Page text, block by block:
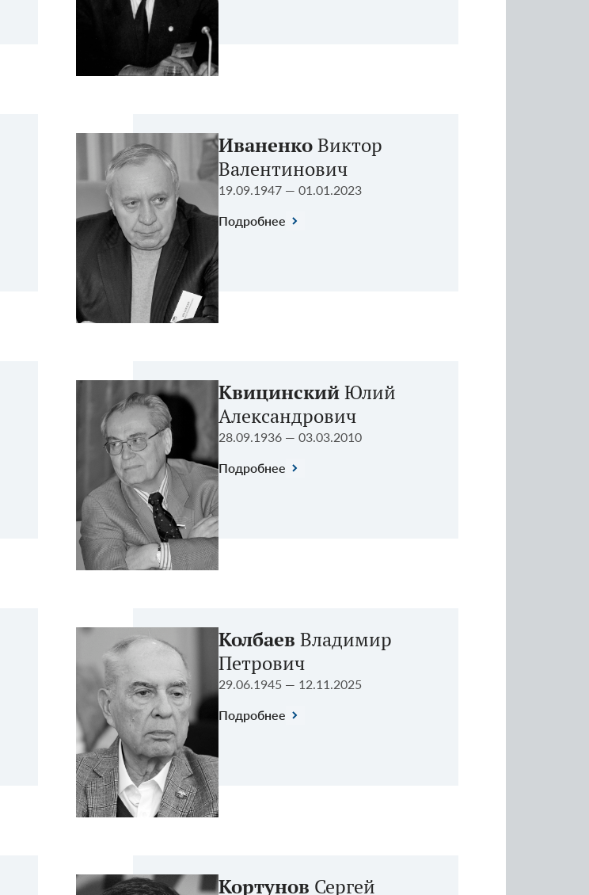
ИваненкоВиктор
Валентинович
19.09.1947 — 01.01.2023
Подробнее
КвицинскийЮлий
Александрович
28.09.1936 — 03.03.2010
Подробнее
Колбаев Владимир
Петрович
29.06.1945 — 12.11.2025
Подробнее
Кортунов Сергей